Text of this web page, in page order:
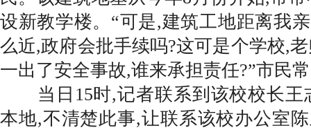
设新教学楼。“可是,建筑工地距离我
么近,政府会批手续吗?这可是个学校,
一出了安全事故,谁来承担责任?”市民
当日15时,记者联系到该校校长王
本地,不清楚此事,让联系该校办公室